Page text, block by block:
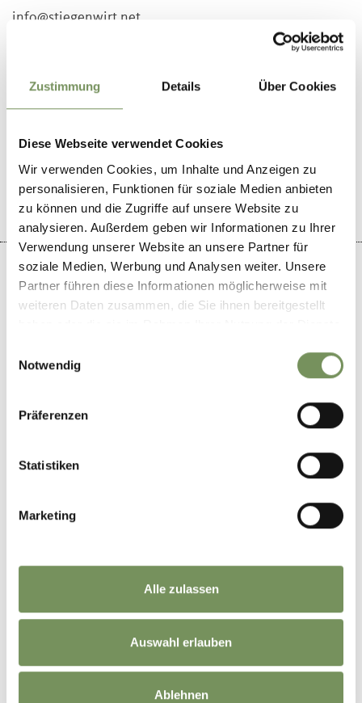
Zustimmung Details Über Cookies
Diese Webseite verwendet Cookies
Wir verwenden Cookies, um Inhalte und Anzeigen zu
personalisieren, Funktionen für soziale Medien anbieten
zu können und die Zugriffe auf unsere Website zu
analysieren. Außerdem geben wir Informationen zu Ihrer
Verwendung unserer Website an unsere Partner für
soziale Medien, Werbung und Analysen weiter. Unsere
Partner führen diese Informationen möglicherweise mit
weiteren Daten zusammen, die Sie ihnen bereitgestellt
Notwendig
Präferenzen
Statistiken
Marketing
Alle zulassen
Auswahl erlauben
Ablehnen
info@stiegenwirt.net
IL CONTENUTO VI È STATO UTILE?